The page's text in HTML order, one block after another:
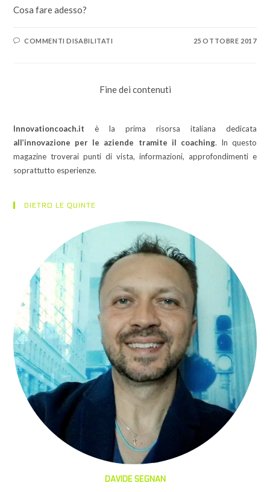
Cosa fare adesso?
COMMENTI DISABILITATI 25 OTTOBRE 2017
Fine dei contenuti
Innovationcoach.it è la prima risorsa italiana dedicata
all’innovazione per le aziende tramite il coaching. In questo
magazine troverai punti di vista, informazioni, approfondimenti e
soprattutto esperienze.
DIETRO LE QUINTE
DAVIDE SEGNAN